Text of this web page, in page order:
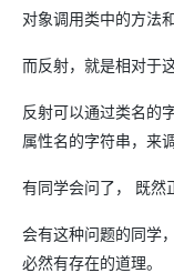
对象调用类中的方法
而反射，就是相对于
反射可以通过类名的
属性名的字符串，来
有同学会问了， 既然
会有这种问题的同学
必然有存在的道理。